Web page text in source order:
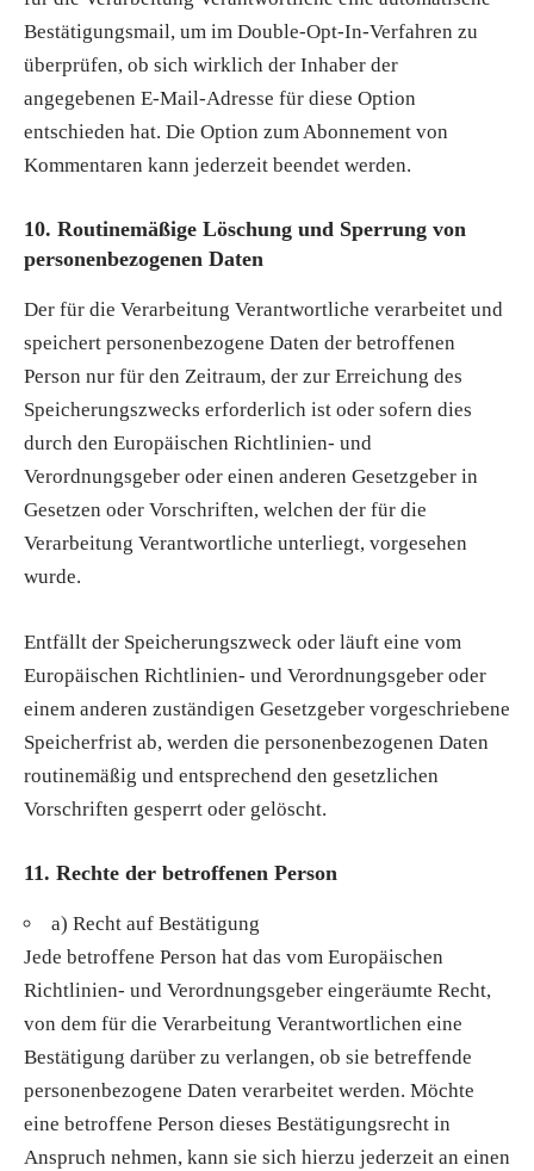
Bestätigungsmail, um im Double-Opt-In-Verfahren zu
überprüfen, ob sich wirklich der Inhaber der
angegebenen E-Mail-Adresse für diese Option
entschieden hat. Die Option zum Abonnement von
Kommentaren kann jederzeit beendet werden.
10. Routinemäßige Löschung und Sperrung von
personenbezogenen Daten
Der für die Verarbeitung Verantwortliche verarbeitet und
speichert personenbezogene Daten der betroffenen
Person nur für den Zeitraum, der zur Erreichung des
Speicherungszwecks erforderlich ist oder sofern dies
durch den Europäischen Richtlinien- und
Verordnungsgeber oder einen anderen Gesetzgeber in
Gesetzen oder Vorschriften, welchen der für die
Verarbeitung Verantwortliche unterliegt, vorgesehen
wurde.
Entfällt der Speicherungszweck oder läuft eine vom
Europäischen Richtlinien- und Verordnungsgeber oder
einem anderen zuständigen Gesetzgeber vorgeschriebene
Speicherfrist ab, werden die personenbezogenen Daten
routinemäßig und entsprechend den gesetzlichen
Vorschriften gesperrt oder gelöscht.
11. Rechte der betroffenen Person
a) Recht auf Bestätigung
Jede betroffene Person hat das vom Europäischen
Richtlinien- und Verordnungsgeber eingeräumte Recht,
von dem für die Verarbeitung Verantwortlichen eine
Bestätigung darüber zu verlangen, ob sie betreffende
personenbezogene Daten verarbeitet werden. Möchte
eine betroffene Person dieses Bestätigungsrecht in
Anspruch nehmen, kann sie sich hierzu jederzeit an einen